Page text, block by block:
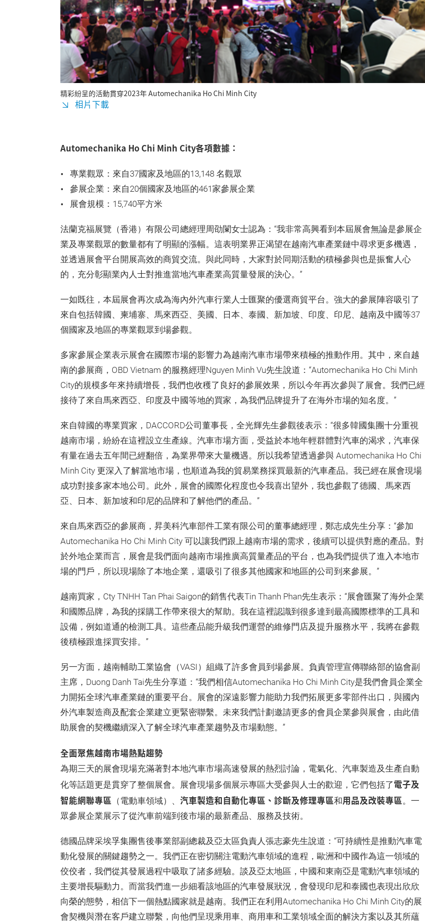
精彩紛呈的活動貫穿2023年 Automechanika Ho Chi Minh City
相片下載
Automechanika Ho Chi Minh City各項數據：
專業觀眾：來自37國家及地區的13,148 名觀眾
參展企業：來自20個國家及地區的461家參展企業
展會規模：15,740平方米
法蘭克福展覽（香港）有限公司總經理周劭闌女士認為：“我非常高興看到本屆展會無論是參展企
業及專業觀眾的數量都有了明顯的漲幅。這表明業界正渴望在越南汽車產業鏈中尋求更多機遇，
並透過展會平台開展高效的商貿交流。與此同時，大家對於同期活動的積極參與也是振奮人心
的，充分彰顯業內人士對推進當地汽車產業高質量發展的決心。”
一如既往，本屆展會再次成為海內外汽車行業人士匯聚的優選商貿平台。強大的參展陣容吸引了
來自包括韓國、柬埔寨、馬來西亞、美國、日本、泰國、新加坡、印度、印尼、越南及中國等37
個國家及地區的專業觀眾到場參觀。
多家參展企業表示展會在國際市場的影響力為越南汽車市場帶來積極的推動作用。其中，來自越
南的參展商，OBD Vietnam 的服務經理Nguyen Minh Vu先生說道：“Automechanika Ho Chi Minh
City的規模多年來持續增長，我們也收穫了良好的參展效果，所以今年再次參與了展會。我們已經
接待了來自馬來西亞、印度及中國等地的買家，為我們品牌提升了在海外市場的知名度。”
來自韓國的專業買家，DACCORD公司董事長，全光輝先生參觀後表示：“很多韓國集團十分重視
越南市場，紛紛在這裡設立生產線。汽車市場方面，受益於本地年輕群體對汽車的渴求，汽車保
有量在過去五年間已經翻倍，為業界帶來大量機遇。所以我希望透過參與 Automechanika Ho Chi
Minh City 更深入了解當地市場，也順道為我的貿易業務採買最新的汽車產品。我已經在展會現場
成功對接多家本地公司。此外，展會的國際化程度也令我喜出望外，我也參觀了德國、馬來西
亞、日本、新加坡和印尼的品牌和了解他們的產品。”
來自馬來西亞的參展商，昇美科汽車部件工業有限公司的董事總經理，鄭志成先生分享：“參加
Automechanika Ho Chi Minh City 可以讓我們跟上越南市場的需求，後續可以提供對應的產品。對
於外地企業而言，展會是我們面向越南市場推廣高質量產品的平台，也為我們提供了進入本地市
場的門戶，所以現場除了本地企業，還吸引了很多其他國家和地區的公司到來參展。”
越南買家，Cty TNHH Tan Phai Saigon的銷售代表Tin Thanh Phan先生表示：“展會匯聚了海外企業
和國際品牌，為我的採購工作帶來很大的幫助。我在這裡認識到很多達到最高國際標準的工具和
設備，例如道通的檢測工具。這些產品能升級我們運營的維修門店及提升服務水平，我將在參觀
後積極跟進採買安排。”
另一方面，越南輔助工業協會（VASI）組織了許多會員到場參展。負責管理宣傳聯絡部的協會副
主席，Duong Danh Tai先生分享道：“我們相信Automechanika Ho Chi Minh City是我們會員企業全
力開拓全球汽車產業鏈的重要平台。展會的深遠影響力能助力我們拓展更多零部件出口，與國內
外汽車製造商及配套企業建立更緊密聯繫。未來我們計劃邀請更多的會員企業參與展會，由此借
助展會的契機繼續深入了解全球汽車產業趨勢及市場動態。”
全面聚焦越南市場熱點趨勢
為期三天的展會現場充滿著對本地汽車市場高速發展的熱烈討論，電氣化、汽車製造及生產自動
化等話題更是貫穿了整個展會。展會現場多個展示專區大受參與人士的歡迎，它們包括了電子及
智能網聯專區
（電動車領域）、 汽車製造和自動化專區、診斷及修理專區和用品及改裝專區 。一
眾參展企業展示了從汽車前端到後市場的最新產品、服務及技術。
德國品牌采埃孚集團售後事業部副總裁及亞太區負責人張志豪先生說道：“可持續性是推動汽車電
動化發展的關鍵趨勢之一。我們正在密切關注電動汽車領域的進程，歐洲和中國作為這一領域的
佼佼者，我們從其發展過程中吸取了諸多經驗。談及亞太地區，中國和東南亞是電動汽車領域的
主要增長驅動力。而當我們進一步細看該地區的汽車發展狀況，會發現印尼和泰國也表現出欣欣
向榮的態勢，相信下一個熱點國家就是越南。我們正在利用Automechanika Ho Chi Minh City的展
會契機與潛在客戶建立聯繫，向他們呈現乘用車、商用車和工業領域全面的解決方案以及其所蘊